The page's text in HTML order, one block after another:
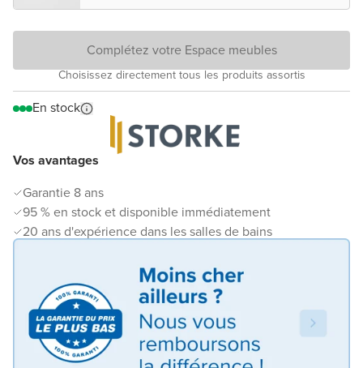
Vos avantages
Garantie 8 ans
95 % en stock et disponible immédiatement
20 ans d'expérience dans les salles de bains
Complétez votre Espace meubles
Choisissez directement tous les produits assortis
En stock